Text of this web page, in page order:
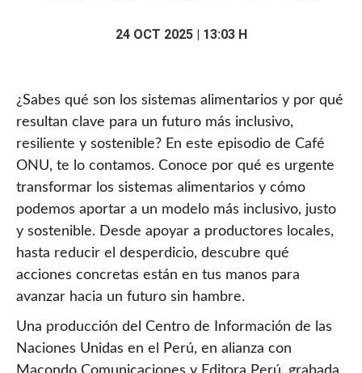
24 OCT 2025 | 13:03 H
¿Sabes qué son los sistemas alimentarios y por qué
resultan clave para un futuro más inclusivo,
resiliente y sostenible? En este episodio de Café
ONU, te lo contamos. Conoce por qué es urgente
transformar los sistemas alimentarios y cómo
podemos aportar a un modelo más inclusivo, justo
y sostenible. Desde apoyar a productores locales,
hasta reducir el desperdicio, descubre qué
acciones concretas están en tus manos para
avanzar hacia un futuro sin hambre.
Una producción del Centro de Información de las
Naciones Unidas en el Perú, en alianza con